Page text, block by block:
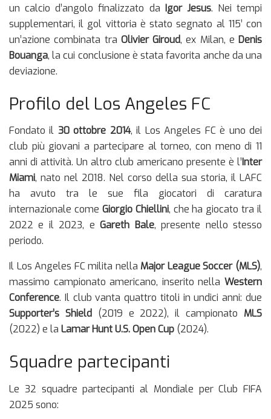
un calcio d’angolo finalizzato da Igor Jesus. Nei tempi
supplementari, il gol vittoria è stato segnato al 115’ con
un’azione combinata tra Olivier Giroud, ex Milan, e Denis
Bouanga, la cui conclusione è stata favorita anche da una
deviazione.
Profilo del Los Angeles FC
Fondato il 30 ottobre 2014, il Los Angeles FC è uno dei
club più giovani a partecipare al torneo, con meno di 11
anni di attività. Un altro club americano presente è l’Inter
Miami, nato nel 2018. Nel corso della sua storia, il LAFC
ha avuto tra le sue fila giocatori di caratura
internazionale come Giorgio Chiellini, che ha giocato tra il
2022 e il 2023, eGareth Bale, presente nello stesso
periodo.
Il Los Angeles FC milita nella Major League Soccer (MLS),
massimo campionato americano, inserito nella Western
Conference. Il club vanta quattro titoli in undici anni: due
Supporter’s Shield(2019 e 2022), il campionato MLS
(2022) e la Lamar Hunt U.S. Open Cup (2024).
Squadre partecipanti
Le 32 squadre partecipanti al Mondiale per Club FIFA
2025 sono: